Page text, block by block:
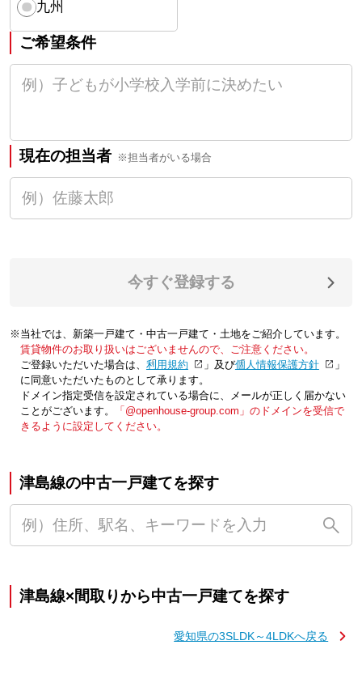
九州
ご希望条件
現在の担当者 ※担当者がいる場合
今すぐ登録する
※当社では、新築一戸建て・中古一戸建て・土地をご紹介しています。
賃貸物件のお取り扱いはございませんので、ご注意ください。
ご登録いただいた場合は、「利用規約 」及び「個人情報保護方針
」
に同意いただいたものとして承ります。
ドメイン指定受信を設定されている場合に、メールが正しく届かない
ことがございます。
「@openhouse-group.com」のドメインを受信で
きるように設定してください。
津島線の中古一戸建てを探す
津島線×間取りから中古一戸建てを探す
愛知県の3SLDK～4LDKへ戻る